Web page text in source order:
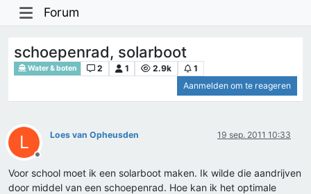
Forum
schoepenrad, solarboot
Water & boten 2 1 2.9k
1
Aanmelden om te reageren
L
Offline
Loes van Opheusden 19 sep. 2011 10:33
Voor school moet ik een solarboot maken. Ik wilde die aandrijven
door middel van een schoepenrad. Hoe kan ik het optimale